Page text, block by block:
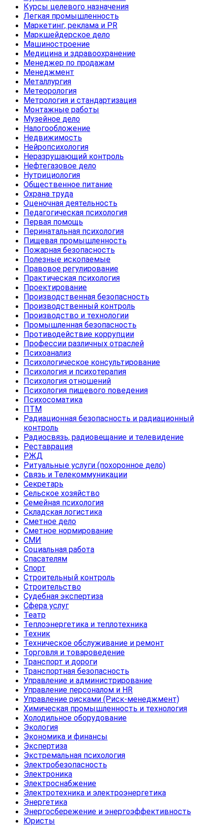
Курсы целевого назначения
Легкая промышленность
Маркетинг, реклама и PR
Маркшейдерское дело
Машиностроение
Медицина и здравоохранение
Менеджер по продажам
Менеджмент
Металлургия
Метеорология
Метрология и стандартизация
Монтажные работы
Музейное дело
Налогообложение
Недвижимость
Нейропсихология
Неразрушающий контроль
Нефтегазовое дело
Нутрициология
Общественное питание
Охрана труда
Оценочная деятельность
Педагогическая психология
Первая помощь
Перинатальная психология
Пищевая промышленность
Пожарная безопасность
Полезные ископаемые
Правовое регулирование
Практическая психология
Проектирование
Производственная безопасность
Производственный контроль
Производство и технологии
Промышленная безопасность
Противодействие коррупции
Профессии различных отраслей
Психоанализ
Психологическое консультирование
Психология и психотерапия
Психология отношений
Психология пищевого поведения
Психосоматика
ПТМ
Радиационная безопасность и радиационный
контроль
Радиосвязь, радиовещание и телевидение
Реставрация
РЖД
Ритуальные услуги (похоронное дело)
Связь и Телекоммуникации
Секретарь
Сельское хозяйство
Семейная психология
Складская логистика
Сметное дело
Сметное нормирование
СМИ
Социальная работа
Спасателям
Спорт
Строительный контроль
Строительство
Судебная экспертиза
Сфера услуг
Театр
Теплоэнергетика и теплотехника
Техник
Техническое обслуживание и ремонт
Торговля и товароведение
Транспорт и дороги
Транспортная безопасность
Управление и администрирование
Управление персоналом и HR
Управление рисками (Риск-менеджмент)
Химическая промышленность и технология
Холодильное оборудование
Экология
Экономика и финансы
Экспертиза
Экстремальная психология
Электробезопасность
Электроника
Электроснабжение
Электротехника и электроэнергетика
Энергетика
Энергосбережение и энергоэффективность
Юристы